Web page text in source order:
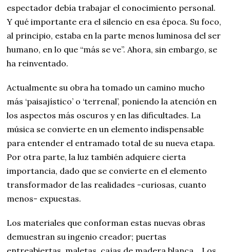
espectador debía trabajar el conocimiento personal.
Y qué importante era el silencio en esa época. Su foco,
al principio, estaba en la parte menos luminosa del ser
humano, en lo que “más se ve”. Ahora, sin embargo, se
ha reinventado.
Actualmente su obra ha tomado un camino mucho
más ‘paisajístico’ o ‘terrenal’, poniendo la atención en
los aspectos más oscuros y en las dificultades. La
música se convierte en un elemento indispensable
para entender el entramado total de su nueva etapa.
Por otra parte, la luz también adquiere cierta
importancia, dado que se convierte en el elemento
transformador de las realidades -curiosas, cuanto
menos- expuestas.
Los materiales que conforman estas nuevas obras
demuestran su ingenio creador; puertas